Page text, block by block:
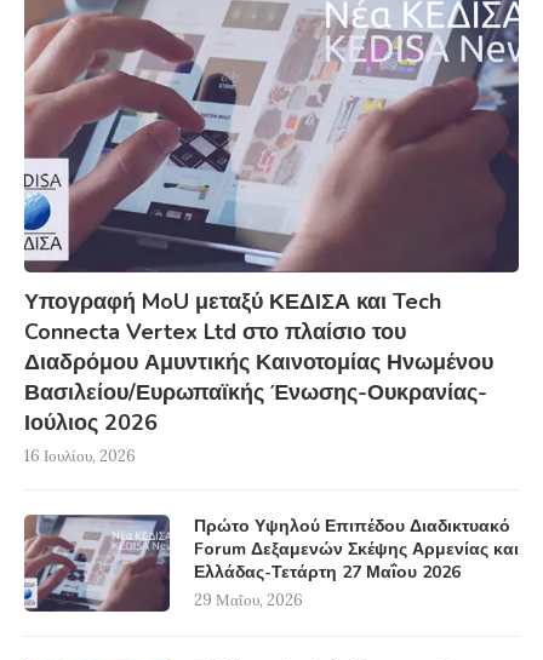
Υπογραφή MoU μεταξύ ΚΕΔΙΣΑ και Tech
Connecta Vertex Ltd στο πλαίσιο του
Διαδρόμου Αμυντικής Καινοτομίας Ηνωμένου
Βασιλείου/Ευρωπαϊκής Ένωσης-Ουκρανίας-
Ιούλιος 2026
16 Ιουλίου, 2026
Πρώτο Υψηλού Επιπέδου Διαδικτυακό
Forum Δεξαμενών Σκέψης Αρμενίας και
Ελλάδας-Τετάρτη 27 Μαΐου 2026
29 Μαΐου, 2026